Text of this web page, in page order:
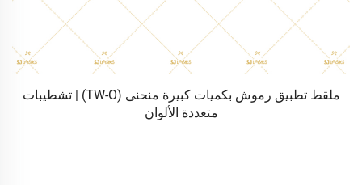
ملقط تطبيق رموش بكميات كبيرة منحنى (TW-O) | تشطيبات
متعددة الألوان